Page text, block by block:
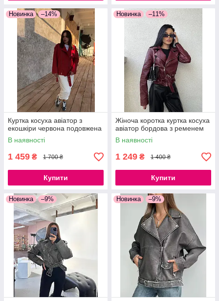
Новинка –14%
Куртка косуха авіатор з
екошкіри червона подовжена
В наявності
1 459 ₴ 1 700 ₴
Купити
Новинка –11%
Жіноча коротка куртка косуха
авіатор бордова з ременем
В наявності
1 249 ₴ 1 400 ₴
Купити
Новинка –9% Новинка –9%